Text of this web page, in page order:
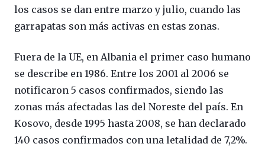
los casos se dan entre marzo y julio, cuando las
garrapatas son más activas en estas zonas.
Fuera de la UE, en Albania el primer caso humano
se describe en 1986. Entre los 2001 al 2006 se
notificaron 5 casos confirmados, siendo las
zonas más afectadas las del Noreste del país. En
Kosovo, desde 1995 hasta 2008, se han declarado
140 casos confirmados con una letalidad de 7,2%.